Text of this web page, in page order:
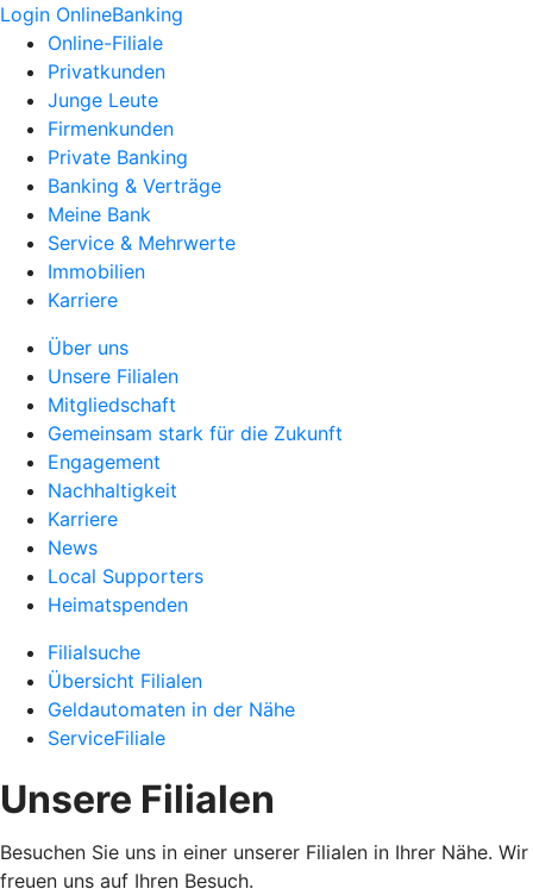
Login OnlineBanking
Online-Filiale
Privatkunden
Junge Leute
Firmenkunden
Private Banking
Banking & Verträge
Meine Bank
Service & Mehrwerte
Immobilien
Karriere
Über uns
Unsere Filialen
Mitgliedschaft
Gemeinsam stark für die Zukunft
Engagement
Nachhaltigkeit
Karriere
News
Local Supporters
Heimatspenden
Filialsuche
Übersicht Filialen
Geldautomaten in der Nähe
ServiceFiliale
Unsere Filialen
Besuchen Sie uns in einer unserer Filialen in Ihrer Nähe. Wir
freuen uns auf Ihren Besuch.